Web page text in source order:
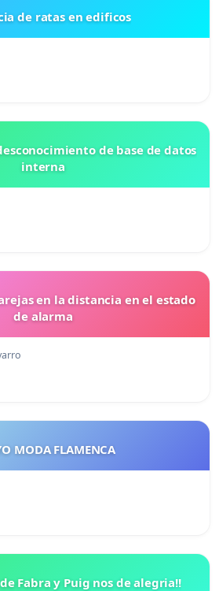
de ratas en edificos
de base de datos
interna
la distancia en el estado
de alarma
MODA FLAMENCA
Fabra y Puig nos de alegria!!